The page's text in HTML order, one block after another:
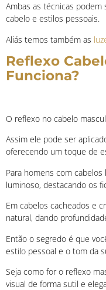
Ambas as técnicas
cabelo e estilos pessoais.
Aliás temos também as
Reflexo
Funciona?
O reflexo no cabelo
Assim ele pode ser
oferecendo um toque de
Para homens com
luminoso, destacando os
Em cabelos cacheados e
natural, dando
Então o segredo é que
estilo pessoal e o tom da
Seja como for o reflexo
visual de forma sutil e